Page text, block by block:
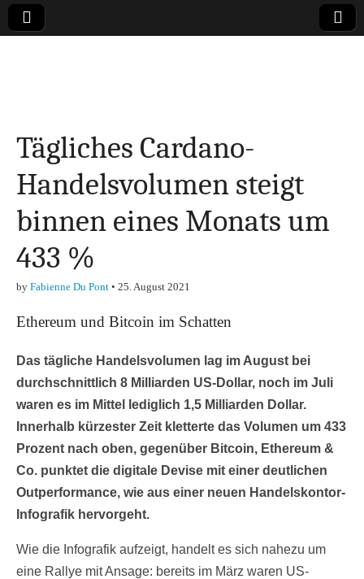
Finanzen,
Marketing-, Vertrieb-
& Investment-Tipps
Tägliches Cardano-
Handelsvolumen steigt
binnen eines Monats um
433 %
by Fabienne Du Pont • 25. August 2021
Ethereum und Bitcoin im Schatten
Das tägliche Handelsvolumen lag im August bei
durchschnittlich 8 Milliarden US-Dollar, noch im Juli
waren es im Mittel lediglich 1,5 Milliarden Dollar.
Innerhalb kürzester Zeit kletterte das Volumen um 433
Prozent nach oben, gegenüber Bitcoin, Ethereum &
Co. punktet die digitale Devise mit einer deutlichen
Outperformance, wie aus einer neuen Handelskontor-
Infografik hervorgeht.
Wie die Infografik aufzeigt, handelt es sich nahezu um
eine Rallye mit Ansage: bereits im März waren US-